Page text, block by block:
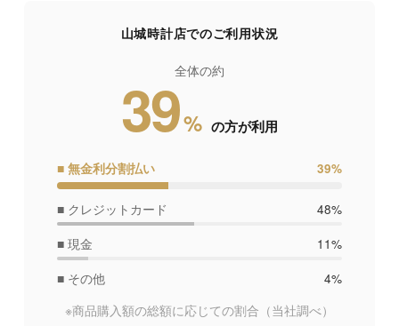
山城時計店でのご利用状況
全体の約
39% の方が利用
■ 無金利分割払い 39%
■ クレジットカード
48%
■ 現金
11%
■ その他
4%
※商品購入額の総額に応じての割合 （当社調べ）